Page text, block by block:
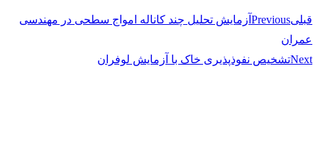
قبلیPrevious آزمایش تحلیل چند کاناله امواج سطحی در مهندسی
عمران
Nextتشخیص نفوذپذیری خاک با آزمایش لوفران